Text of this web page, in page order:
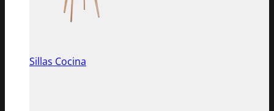
Sillas Cocina